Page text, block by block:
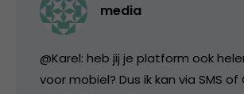
media
@Karel: heb jij je platform ook
voor mobiel? Dus ik kan via SMS of